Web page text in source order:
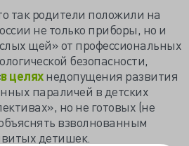
так родители положили на
не только приборы, но и
щей» от профессиональных
безопасности,
в целяхнедопущения развития
параличей в детских
но не готовых (не
взволнованным
детишек.